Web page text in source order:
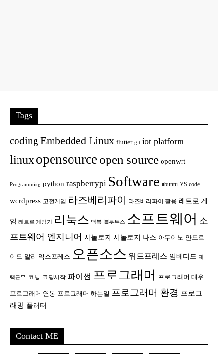
Tags
coding Embedded Linux flutter git iot platform
linux opensource open source openwrt
Programming python raspberrypi Software ubuntu VS code
wordpress 고전게임 라즈베리파이 라즈베리파이 활용 레트로 게
임 레트로 게임기 리눅스 맥북 블루투스 소프트웨어 소
프트웨어 엔지니어 시놀로지 시놀로지 나스 아두이노 안드로
이드 알리 익스프레스 오픈소스 워드프레스 임베디드 재
택근무 코딩 코딩시작 파이썬 프로그래머 프로그래머 대우
프로그래머 연봉 프로그래머 하는일 프로그래머 환경 프로그
래밍 플러터
Contact ME